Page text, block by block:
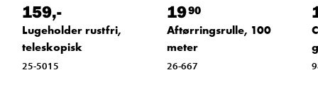
159,-
Lugeholder rustfri,
teleskopisk
25-5015
1990
Aftørringsrulle, 100
meter
26-667
g